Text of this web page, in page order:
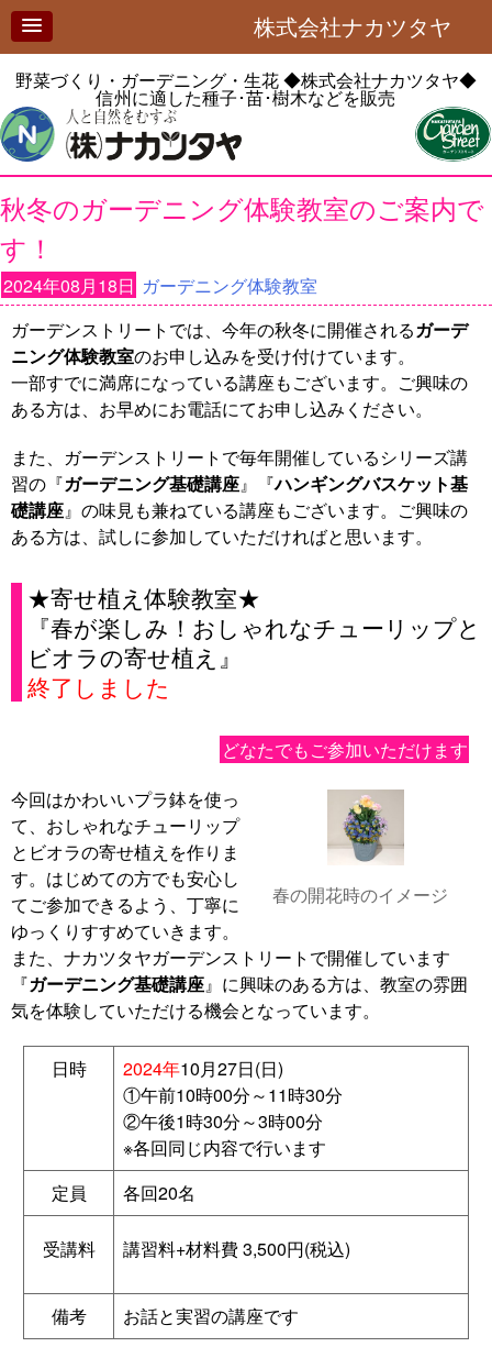
株式会社ナカツタヤ
野菜づくり・ガーデニング・生花◆株式会社ナカツタヤ◆
信州に適した種子･苗･樹木などを販売
秋冬のガーデニング体験教室のご案内で
す！
2024年08月18日 ガーデニング体験教室
ガーデンストリートでは、今年の秋冬に開催されるガーデ
ニング体験教室のお申し込みを受け付けています。
一部すでに満席になっている講座もございます。ご興味の
ある方は、お早めにお電話にてお申し込みください。
また、ガーデンストリートで毎年開催しているシリーズ講
習の『ガーデニング基礎講座』『ハンギングバスケット基
礎講座』の味見も兼ねている講座もございます。ご興味の
ある方は、試しに参加していただければと思います。
★寄せ植え体験教室★
『春が楽しみ！おしゃれなチューリップと
ビオラの寄せ植え』
終了しました
どなたでもご参加いただけます
春の開花時のイメージ
今回はかわいいプラ鉢を使っ
て、おしゃれなチューリップ
とビオラの寄せ植えを作りま
す。はじめての方でも安心し
てご参加できるよう、丁寧に
ゆっくりすすめていきます。
また、ナカツタヤガーデンストリートで開催しています
『ガーデニング基礎講座』に興味のある方は、教室の雰囲
気を体験していただける機会となっています。
日時 2024年10月27日(日)
①午前10時00分～11時30分
②午後1時30分～3時00分
※各回同じ内容で行います
定員
各回20名
受講料 講習料+材料費 3,500円(税込)
備考 お話と実習の講座です